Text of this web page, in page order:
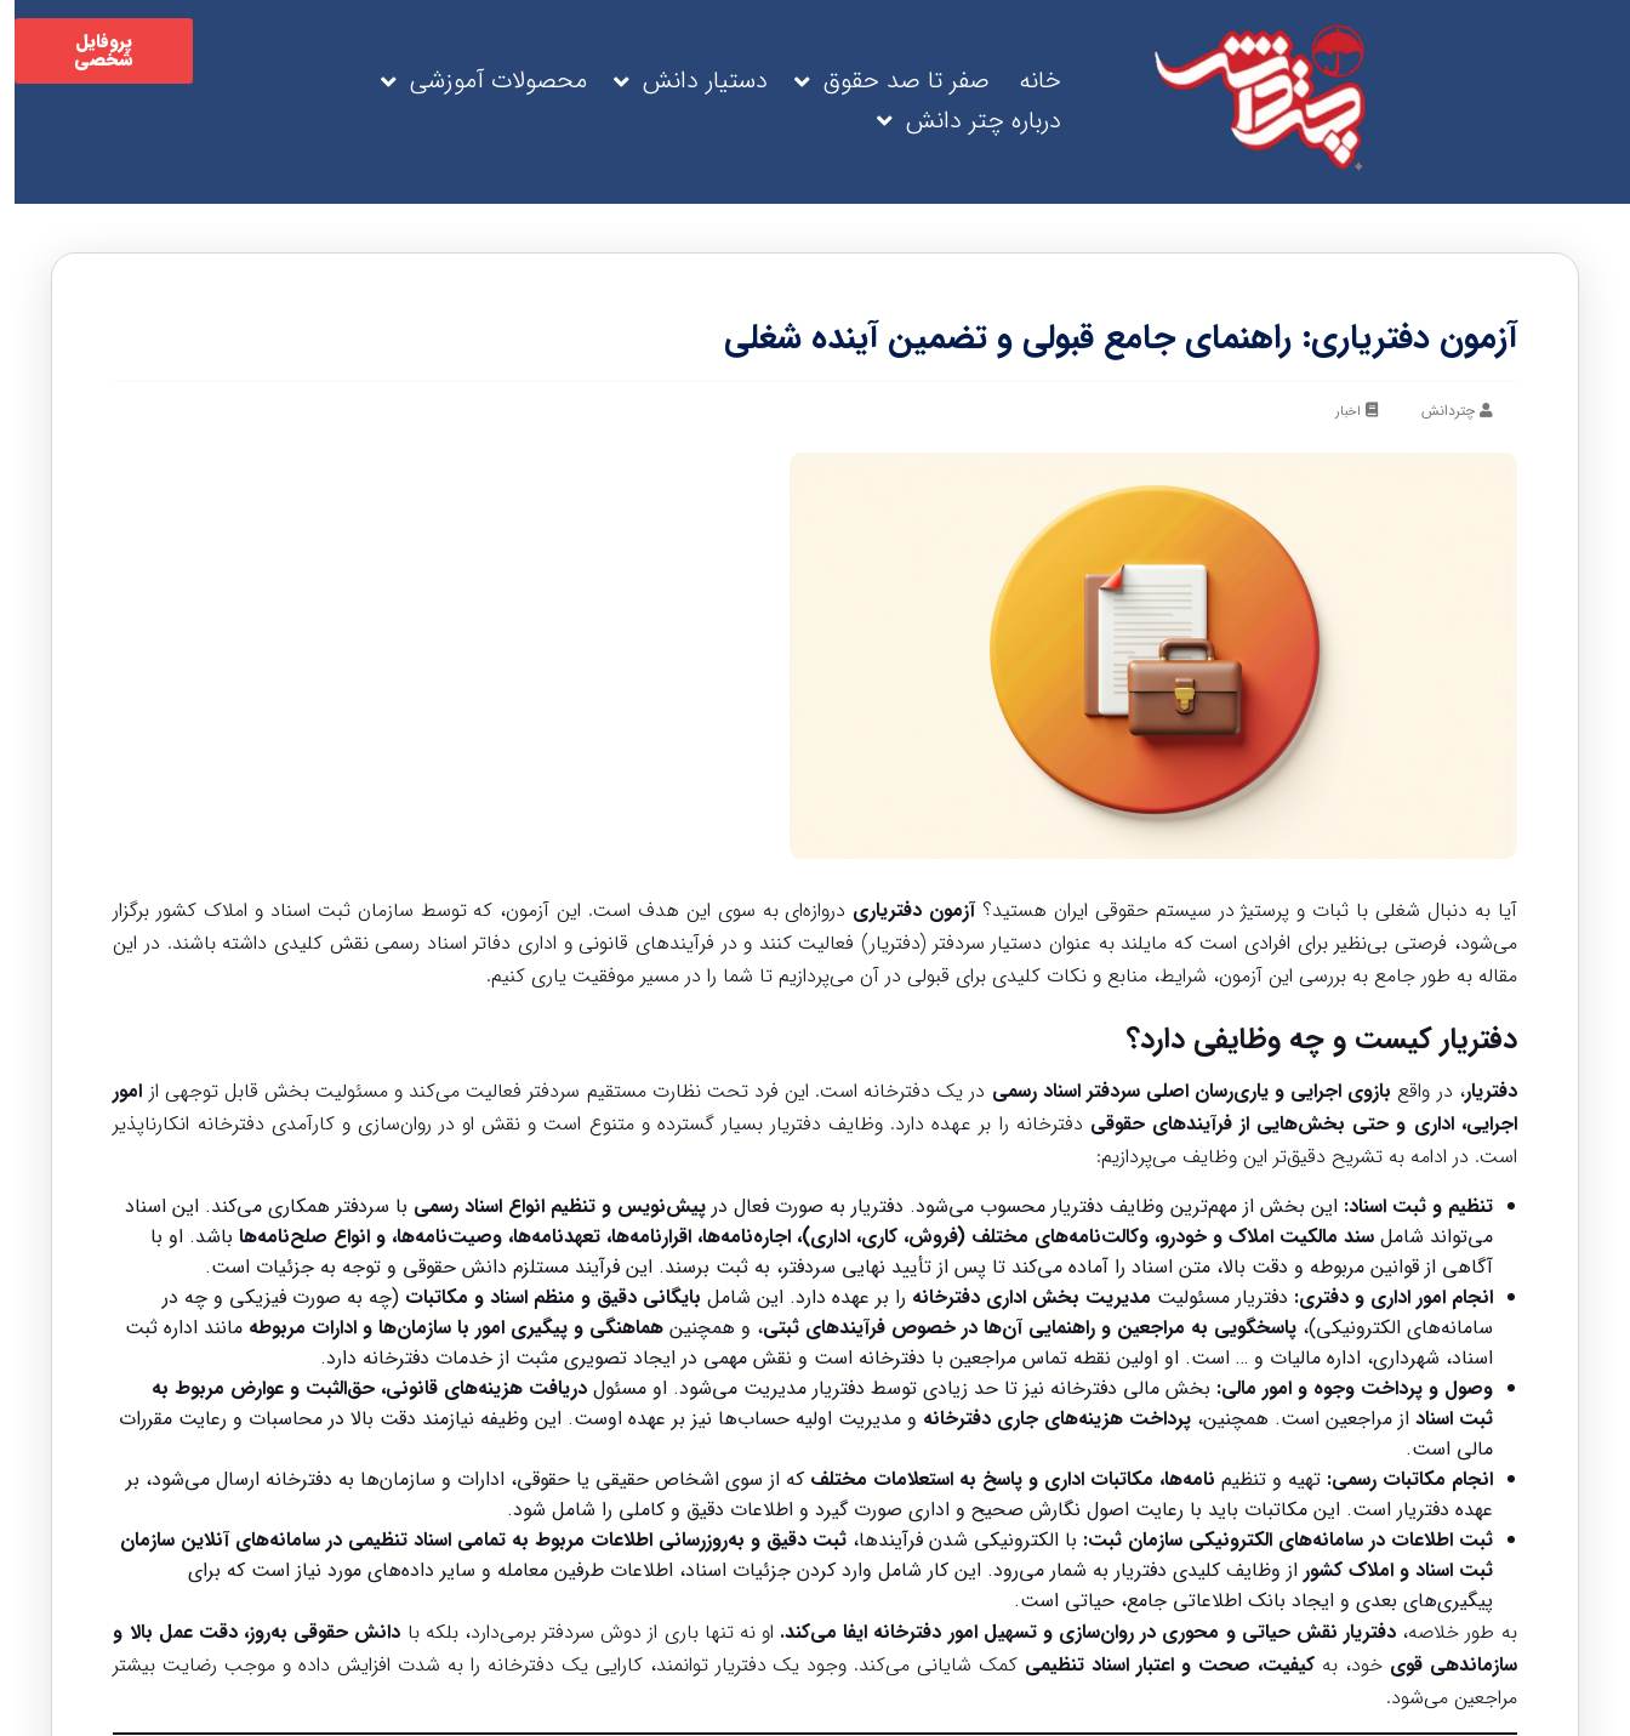
خانه صفر تا صد حقوق دستیار دانش
محصولات آموزشی
درباره چتر دانش
پروفایل
شخصی
آزمون دفتریاری: راهنمای جامع قبولی و تضمین آینده شغلی
چتردانش اخبار
آیا به دنبال شغلی با ثبات و پرستیژ در سیستم حقوقی ایران هستید؟آزمون دفتریاری دروازه‌ای به سوی این هدف است. این آزمون، که توسط سازمان ثبت اسناد و املاک کشور برگزار
می‌شود، فرصتی بی‌نظیر برای افرادی است که مایلند به عنوان دستیار سردفتر (دفتریار) فعالیت کنند و در فرآیندهای قانونی و اداری دفاتر اسناد رسمی نقش کلیدی داشته باشند. در این
مقاله به طور جامع به بررسی این آزمون، شرایط، منابع و نکات کلیدی برای قبولی در آن می‌پردازیم تا شما را در مسیر موفقیت یاری کنیم.
دفتریار کیست و چه وظایفی دارد؟
دفتریار، در واقع بازوی اجرایی و یاری‌رسان اصلی سردفتر اسناد رسمی در یک دفترخانه است. این فرد تحت نظارت مستقیم سردفتر فعالیت می‌کند و مسئولیت بخش قابل توجهی از امور
اجرایی، اداری و حتی بخش‌هایی از فرآیندهای حقوقی دفترخانه را بر عهده دارد. وظایف دفتریار بسیار گسترده و متنوع است و نقش او در روان‌سازی و کارآمدی دفترخانه انکارناپذیر
است. در ادامه به تشریح دقیق‌تر این وظایف می‌پردازیم:
تنظیم و ثبت اسناد: این بخش از مهم‌ترین وظایف دفتریار محسوب می‌شود. دفتریار به صورت فعال درپیش‌نویس و تنظیم انواع اسناد رسمی با سردفتر همکاری می‌کند. این اسناد
می‌تواند شاملسند مالکیت املاک و خودرو، وکالت‌نامه‌های مختلف (فروش، کاری، اداری)، اجاره‌نامه‌ها، اقرارنامه‌ها، تعهدنامه‌ها، وصیت‌نامه‌ها، و انواع صلح‌نامه‌ها باشد. او با
آگاهی از قوانین مربوطه و دقت بالا، متن اسناد را آماده می‌کند تا پس از تأیید نهایی سردفتر، به ثبت برسند. این فرآیند مستلزم دانش حقوقی و توجه به جزئیات است.
انجام امور اداری و دفتری: دفتریار مسئولیت مدیریت بخش اداری دفترخانه را بر عهده دارد. این شامل بایگانی دقیق و منظم اسناد و مکاتبات (چه به صورت فیزیکی و چه در
سامانه‌های الکترونیکی)،پاسخگویی به مراجعین و راهنمایی آن‌ها در خصوص فرآیندهای ثبتی، و همچنینهماهنگی و پیگیری امور با سازمان‌ها و ادارات مربوطه مانند اداره ثبت
اسناد، شهرداری، اداره مالیات و … است. او اولین نقطه تماس مراجعین با دفترخانه است و نقش مهمی در ایجاد تصویری مثبت از خدمات دفترخانه دارد.
وصول و پرداخت وجوه و امور مالی: بخش مالی دفترخانه نیز تا حد زیادی توسط دفتریار مدیریت می‌شود. او مسئولدریافت هزینه‌های قانونی، حق‌الثبت و عوارض مربوط به
ثبت اسناد از مراجعین است. همچنین،پرداخت هزینه‌های جاری دفترخانه و مدیریت اولیه حساب‌ها نیز بر عهده اوست. این وظیفه نیازمند دقت بالا در محاسبات و رعایت مقررات
مالی است.
انجام مکاتبات رسمی: تهیه و تنظیم نامه‌ها، مکاتبات اداری و پاسخ به استعلامات مختلف که از سوی اشخاص حقیقی یا حقوقی، ادارات و سازمان‌ها به دفترخانه ارسال می‌شود، بر
عهده دفتریار است. این مکاتبات باید با رعایت اصول نگارش صحیح و اداری صورت گیرد و اطلاعات دقیق و کاملی را شامل شود.
ثبت اطلاعات در سامانه‌های الکترونیکی سازمان ثبت: با الکترونیکی شدن فرآیندها،ثبت دقیق و به‌روزرسانی اطلاعات مربوط به تمامی اسناد تنظیمی در سامانه‌های آنلاین سازمان
ثبت اسناد و املاک کشور از وظایف کلیدی دفتریار به شمار می‌رود. این کار شامل وارد کردن جزئیات اسناد، اطلاعات طرفین معامله و سایر داده‌های مورد نیاز است که برای
پیگیری‌های بعدی و ایجاد بانک اطلاعاتی جامع، حیاتی است.
به طور خلاصه، دفتریار نقش حیاتی و محوری در روان‌سازی و تسهیل امور دفترخانه ایفا می‌کند. او نه تنها باری از دوش سردفتر برمی‌دارد، بلکه با دانش حقوقی به‌روز، دقت عمل بالا و
سازماندهی قوی خود، بهکیفیت، صحت و اعتبار اسناد تنظیمی کمک شایانی می‌کند. وجود یک دفتریار توانمند، کارایی یک دفترخانه را به شدت افزایش داده و موجب رضایت بیشتر
مراجعین می‌شود.